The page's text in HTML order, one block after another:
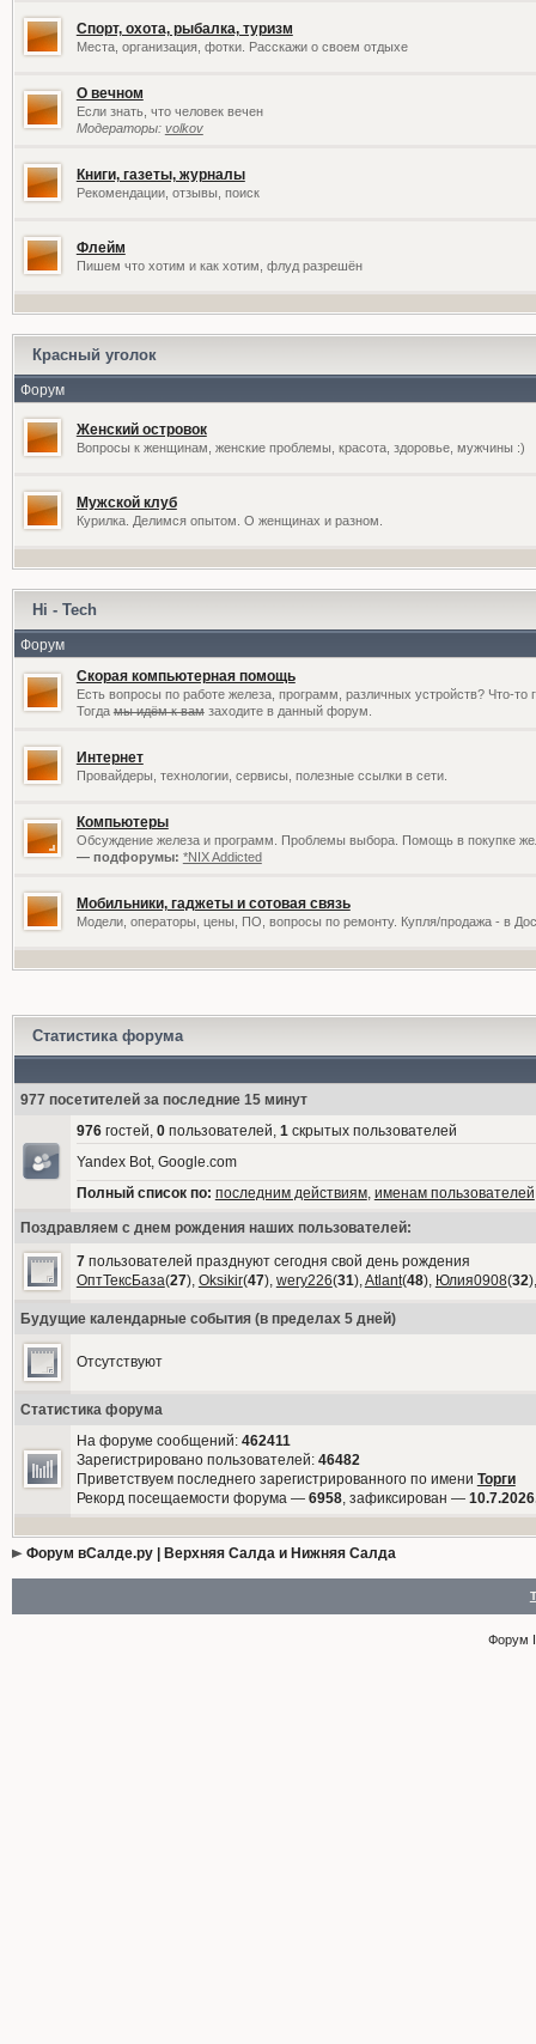
Спорт, охота, рыбалка, туризм
Места, организация, фотки. Расскажи о своем отдыхе
О вечном
Если знать, что человек вечен
Модераторы: volkov
Книги, газеты, журналы
Рекомендации, отзывы, поиск
Флейм
Пишем что хотим и как хотим, флуд разрешён
Красный уголок
Форум
Женский островок
Вопросы к женщинам, женские проблемы, красота, здоровье, мужчины :)
Мужской клуб
Курилка. Делимся опытом. О женщинах и разном.
Hi - Tech
Форум
Скорая компьютерная помощь
Есть вопросы по работе железа, программ, различных устройств? Что-то
Тогдамы идём к вамзаходите в данный форум.
Интернет
Провайдеры, технологии, сервисы, полезные ссылки в сети.
Компьютеры
Обсуждение железа и программ. Проблемы выбора. Помощь в покупке
— подфорумы: *NIX Addicted
Мобильники, гаджеты и сотовая связь
Модели, операторы, цены, ПО, вопросы по ремонту. Купля/продажа - в
Статистика форума
977 посетителей за последние 15 минут
976гостей, 0пользователей, 1скрытых пользователей
Yandex Bot, Google.com
Полный список по: последним действиям, именам пользователей
Поздравляем с днем рождения наших пользователей:
7пользователей празднуют сегодня свой день рождения
ОптТексБаза(27), Oksikir(47), wery226(31),Atlant(48), Юлия0908(32
Будущие календарные события (в пределах 5 дней)
Отсутствуют
Статистика форума
На форуме сообщений: 462411
Зарегистрировано пользователей: 46482
Приветствуем последнего зарегистрированного по имени Торги
Рекорд посещаемости форума — 6958, зафиксирован —
Форум вСалде.ру | Верхняя Салда и Нижняя Салда
Форум